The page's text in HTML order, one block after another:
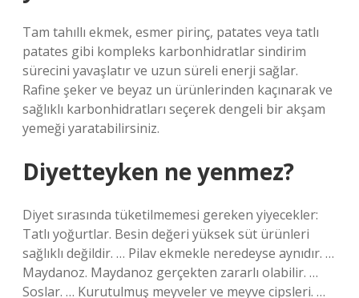
Tam tahıllı ekmek, esmer pirinç, patates veya tatlı
patates gibi kompleks karbonhidratlar sindirim
sürecini yavaşlatır ve uzun süreli enerji sağlar.
Rafine şeker ve beyaz un ürünlerinden kaçınarak ve
sağlıklı karbonhidratları seçerek dengeli bir akşam
yemeği yaratabilirsiniz.
Diyetteyken ne yenmez?
Diyet sırasında tüketilmemesi gereken yiyecekler:
Tatlı yoğurtlar. Besin değeri yüksek süt ürünleri
sağlıklı değildir. … Pilav ekmekle neredeyse aynıdır. …
Maydanoz. Maydanoz gerçekten zararlı olabilir. …
Soslar. … Kurutulmuş meyveler ve meyve cipsleri. …